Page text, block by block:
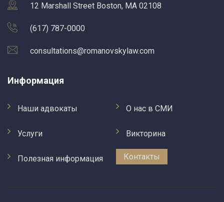
12 Marshall Street Boston, MA 02108
(617) 787-0000
consultations@romanovskylaw.com
Информация
Наши адвокаты
Услуги
Полезная информация
О нас в СМИ
Викторина
Контакты